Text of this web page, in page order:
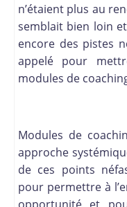
n’étaient plus au
semblait bien loin
encore des pistes
appelé pour
modules de
Modules de
approche
de ces points
pour permettre à
opportunité et